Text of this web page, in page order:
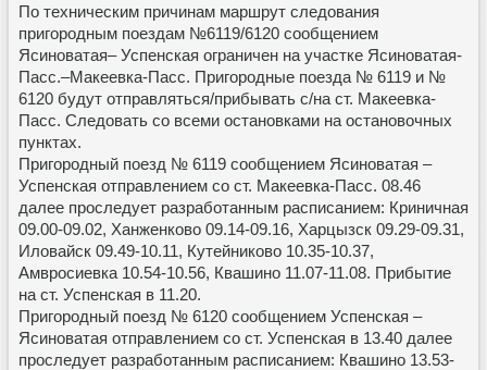
По техническим причинам маршрут следования
пригородным поездам №6119/6120 сообщением
Ясиноватая– Успенская ограничен на участке Ясиноватая-
Пасс.–Макеевка-Пасс. Пригородные поезда № 6119 и №
6120 будут отправляться/прибывать с/на ст. Макеевка-
Пасс. Следовать со всеми остановками на остановочных
пунктах.
Пригородный поезд № 6119 сообщением Ясиноватая –
Успенская отправлением со ст. Макеевка-Пасс. 08.46
далее проследует разработанным расписанием: Криничная
09.00-09.02, Ханженково 09.14-09.16, Харцызск 09.29-09.31,
Иловайск 09.49-10.11, Кутейниково 10.35-10.37,
Амвросиевка 10.54-10.56, Квашино 11.07-11.08. Прибытие
на ст. Успенская в 11.20.
Пригородный поезд № 6120 сообщением Успенская –
Ясиноватая отправлением со ст. Успенская в 13.40 далее
проследует разработанным расписанием: Квашино 13.53-